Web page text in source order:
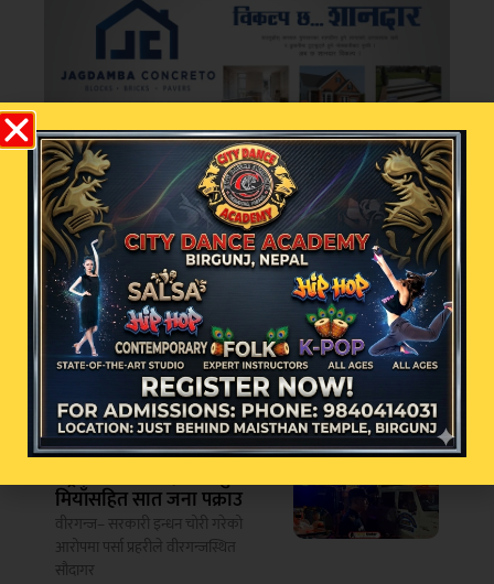
भर्खरै चर्चामा
२५० रुपैयाँको किनमेलले
दिलायो १० लाख ! शिव कृष्ण
जनरल स्टोरका ग्राहक बने
पहिलो बम्पर विजेता
काठमाडौं– केवल २५० रुपैयाँको सामान
खरिद गरेर सक्कली बिल लिएका
तेल चोरीको आरोपमा सौदागर
पेट्रोल पम्पका सञ्चालक सुनैन
मियाँसहित सात जना पक्राउ
वीरगन्ज– सरकारी इन्धन चोरी गरेको
आरोपमा पर्सा प्रहरीले वीरगन्जस्थित
सौदागर